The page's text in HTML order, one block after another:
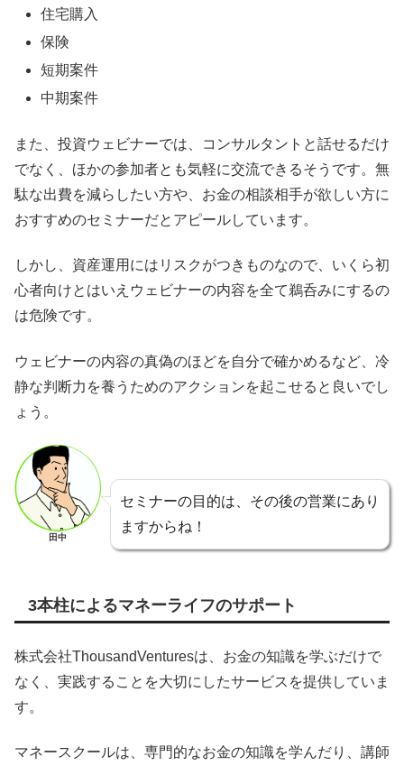
住宅購入
保険
短期案件
中期案件
また、投資ウェビナーでは、コンサルタントと話せるだけ
でなく、ほかの参加者とも気軽に交流できるそうです。無
駄な出費を減らしたい方や、お金の相談相手が欲しい方に
おすすめのセミナーだとアピールしています。
しかし、資産運用にはリスクがつきものなので、いくら初
心者向けとはいえウェビナーの内容を全て鵜呑みにするの
は危険です。
ウェビナーの内容の真偽のほどを自分で確かめるなど、冷
静な判断力を養うためのアクションを起こせると良いでし
ょう。
田中
セミナーの目的は、その後の営業にあり
ますからね！
3本柱によるマネーライフのサポート
株式会社ThousandVenturesは、お金の知識を学ぶだけで
なく、実践することを大切にしたサービスを提供していま
す。
マネースクールは、専門的なお金の知識を学んだり、講師